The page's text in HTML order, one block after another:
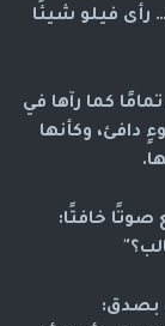
رأى فيلو شيئًا
كما رآها في
دافئ، وكأنها
خافتًا:
بصدق: